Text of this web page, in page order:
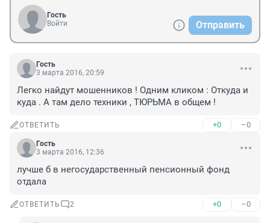
Гость
Войти
Отправить
Гость
3 марта 2016, 20:59
Легко найдут мошенников ! Одним кликом : Откуда и
куда . А там дело техники , ТЮРЬМА в общем !
ОТВЕТИТЬ +0 –0
Гость
3 марта 2016, 12:36
лучше б в негосударственный пенсионный фонд
отдала
ОТВЕТИТЬ 2 +0 –0